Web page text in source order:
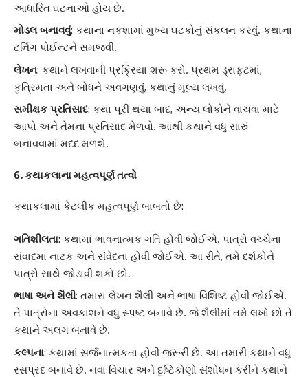
આધારિત ઘટનાઓ હોય છે.
મોડલ બનાવવું: કથાના નકશામાં મુખ્ય ઘટકોનું સંકલન કરવું. કથાના
ટર્નિંગ પોઈન્ટને સમજવી.
લેખન: કથાને લખવાની પ્રક્રિયા શરૂ કરો. પ્રથમ ડ્રાફ્ટમાં,
કૃત્રિમતા અને બોધને અવગણવું, કથાનું મૂલ્ય લખવું.
સમીક્ષક પ્રતિસાદ: કથા પૂરી થયા બાદ, અન્ય લોકોને વાંચવા માટે
આપો અને તેમના પ્રતિસાદ મેળવો. આથી કથાને વધુ સારું
બનાવવામાં મદદ મળશે.
6.કથાકલાના મહત્વપૂર્ણ તત્વો
કથાકલામાં કેટલીક મહત્વપૂર્ણ બાબતો છે:
ગતિશીલતા: કથામાં ભાવનાત્મક ગતિ હોવી જોઈએ. પાત્રો વચ્ચેના
સંવાદમાં નાટક અને સંવેદના હોવી જોઈએ. આ રીતે, તમે દર્શકોને
પાત્રો સાથે જોડાવી શકો છો.
ભાષા અને શૈલી: તમારા લેખન શૈલી અને ભાષા વિશિષ્ટ હોવી જોઈએ.
તે પાત્રોના અવકાશને વધુ સ્પષ્ટ બનાવે છે. જે શૈલીમાં તમે લખો છો તે
કથાને અલગ બનાવે છે.
કલ્પના: કથામાં સર્જનાત્મકતા હોવી જરૂરી છે. આ તમારી કથાને વધુ
રસપ્રદ બનાવે છે. નવા વિચાર અને દૃષ્ટિકોણો સંશોધન કરીને કથાને